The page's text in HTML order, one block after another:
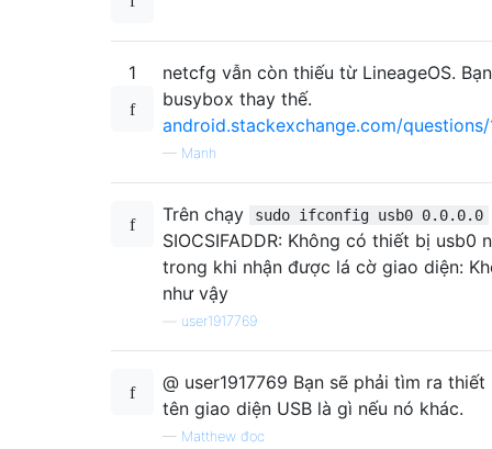
1
netcfg vẫn còn thiếu từ LineageOS.
busybox thay thế.
android.stackexchange.com/
— Mạnh
Trên chạy sudo ifconfig usb0 0.0.0.0
SIOCSIFADDR: Không có thiết bị usb0
trong khi nhận được lá cờ giao diện:
như vậy
user1917769
@ user1917769 Bạn sẽ phải tìm ra
tên giao diện USB là gì nếu nó khác.
— Matthew đọc